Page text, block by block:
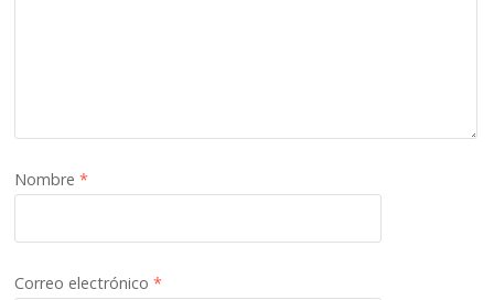
Nombre*
Correo electrónico*